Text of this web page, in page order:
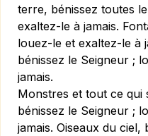
terre, bénissez toutes
exaltez-le à jamais.
louez-le et exaltez-le à
bénissez le Seigneur ;
jamais.
Monstres et tout ce qui
bénissez le Seigneur ;
jamais. Oiseaux du ciel,